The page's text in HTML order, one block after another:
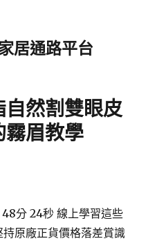
居通路平台
然割雙眼皮
霧眉教學
48分 24秒 線上學習這些
原廠正貨價格落差賞識